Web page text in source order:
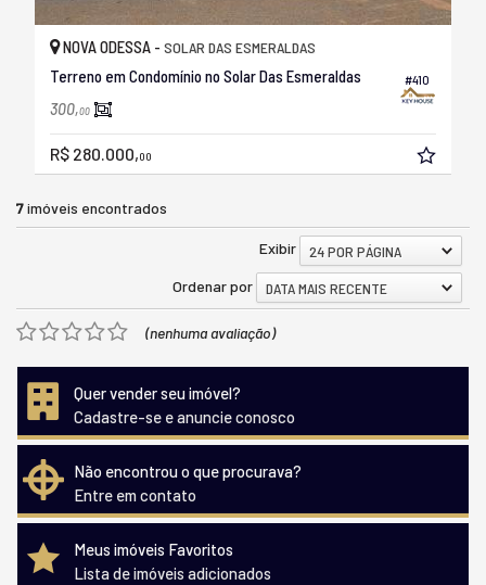
#410
NOVA ODESSA - SOLAR DAS ESMERALDAS
Terreno em Condomínio no Solar Das Esmeraldas
300,00
R$ 280.000,00
7imóveis encontrados
Exibir
24 POR PÁGINA
Ordenar por
DATA MAIS RECENTE
(nenhuma avaliação)
Quer vender seu imóvel?
Cadastre-se e anuncie conosco
Não encontrou o que procurava?
Entre em contato
Meus imóveis Favoritos
Lista de imóveis adicionados